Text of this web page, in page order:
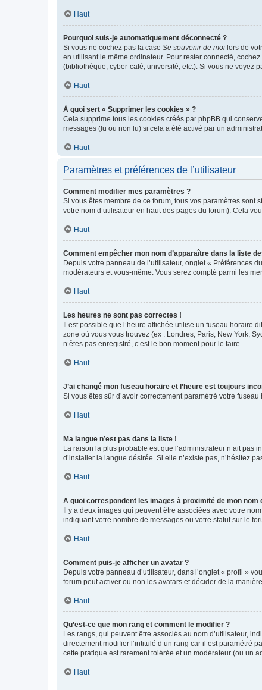
Haut
Pourquoi suis-je automatiquement déconnecté ?
Si vous ne cochez pas la case Se souvenir de moi lors de
en utilisant le même ordinateur. Pour rester connecté, cochez
(bibliothèque, cyber-café, université, etc.). Si vous ne voyez
Haut
À quoi sert « Supprimer les cookies » ?
Cela supprime tous les cookies créés par phpBB qui
messages (lu ou non lu) si cela a été activé par un
Haut
Paramètres et préférences de l’utilisateur
Comment modifier mes paramètres ?
Si vous êtes membre de ce forum, tous vos paramètres sont
votre nom d’utilisateur en haut des pages du forum). Cela
Haut
Comment empêcher mon nom d’apparaître dans la liste
Depuis votre panneau de l’utilisateur, onglet « Préférences
modérateurs et vous-même. Vous serez compté parmi les
Haut
Les heures ne sont pas correctes !
Il est possible que l’heure affichée utilise un fuseau horaire
zone où vous vous trouvez (ex : Londres, Paris, New York,
n’êtes pas enregistré, c’est le bon moment pour le faire.
Haut
J’ai changé mon fuseau horaire et l’heure est toujours
Si vous êtes sûr d’avoir correctement paramétré votre
Haut
Ma langue n’est pas dans la liste !
La raison la plus probable est que l’administrateur n’ait
d’installer la langue désirée. Si elle n’existe pas, n’hésitez
Haut
A quoi correspondent les images à proximité de mon nom
Il y a deux images qui peuvent être associées avec votre
indiquant votre nombre de messages ou votre statut sur le
Haut
Comment puis-je afficher un avatar ?
Depuis votre panneau d’utilisateur, dans l’onglet « profil »
forum peut activer ou non les avatars et décider de la
Haut
Qu’est-ce que mon rang et comment le modifier ?
Les rangs, qui peuvent être associés au nom d’utilisateur,
directement modifier l’intitulé d’un rang car il est paramétré
cette pratique est rarement tolérée et un modérateur (ou un
Haut